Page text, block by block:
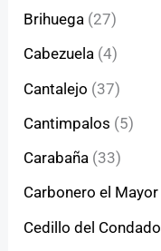
Brihuega (27)
Cabezuela (4)
Cantalejo (37)
Cantimpalos (5)
Carabaña (33)
Carbonero el Mayor
Cedillo del Condado